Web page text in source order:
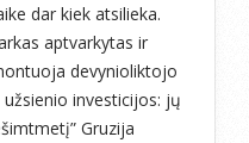
dar kiek atsilieka.
aptvarkytas ir
devynioliktojo
investicijos: jų
Gruzija